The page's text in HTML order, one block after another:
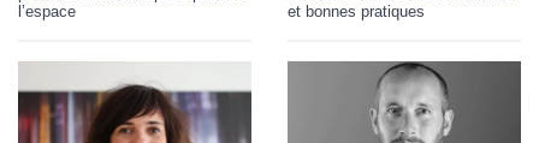
l’espace
et bonnes pratiques